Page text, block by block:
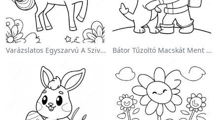
Varázslatos Egyszarvú A Szivárvány Színezőoldalon Bátor Tűzoltó Macskát Ment Színezőlap